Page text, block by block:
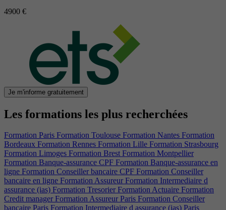
4900 €
Je m'informe gratuitement
Les formations les plus recherchées
Formation Paris Formation Toulouse Formation Nantes Formation
Bordeaux Formation Rennes Formation Lille Formation Strasbourg
Formation Limoges Formation Brest Formation Montpellier
Formation Banque-assurance CPF Formation Banque-assurance en
ligne Formation Conseiller bancaire CPF Formation Conseiller
bancaire en ligne Formation Assureur Formation Intermediaire d
assurance (ias) Formation Tresorier Formation Actuaire Formation
Credit manager Formation Assureur Paris Formation Conseiller
bancaire Paris Formation Intermediaire d assurance (ias) Paris